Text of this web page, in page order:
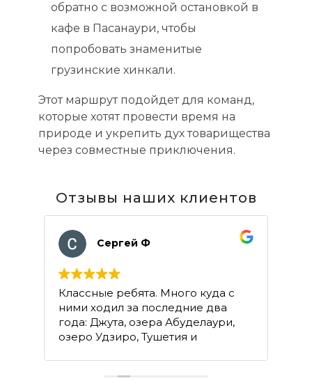
обратно с возможной остановкой в
кафе в Пасанаури, чтобы
попробовать знаменитые
грузинские хинкали.
Этот маршрут подойдет для команд,
которые хотят провести время на
природе и укрепить дух товарищества
через совместные приключения.
Отзывы наших клиентов
Сергей Ф
Классные ребята. Много куда с
ними ходил за последние два
года: Джута, озера Абуделаури,
озеро Удзиро, Тушетия и